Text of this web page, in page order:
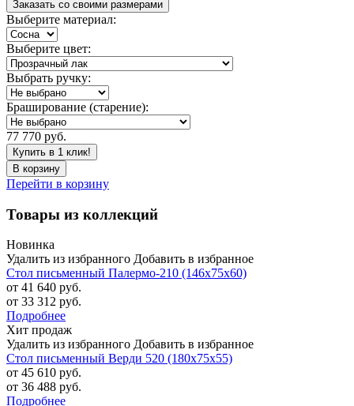
Заказать со своими размерами
Выберите материал:
Выберите цвет:
Выбрать ручку:
Браширование (старение):
77 770 руб.
Купить в 1 клик!
В корзину
Перейти в корзину
Товары из коллекций
Новинка
Удалить из избранного Добавить в избранное
Стол письменный Палермо-210 (146х75х60)
от 41 640 руб.
от 33 312 руб.
Подробнее
Хит продаж
Удалить из избранного Добавить в избранное
Стол письменный Верди 520 (180х75х55)
от 45 610 руб.
от 36 488 руб.
Подробнее